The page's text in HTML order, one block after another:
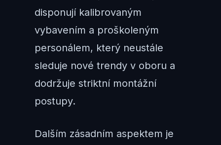
disponují kalibrovaným
vybavením a proškoleným
personálem, který neustále
sleduje nové trendy v oboru a
dodržuje striktní montážní
postupy.
Dalším zásadním aspektem je